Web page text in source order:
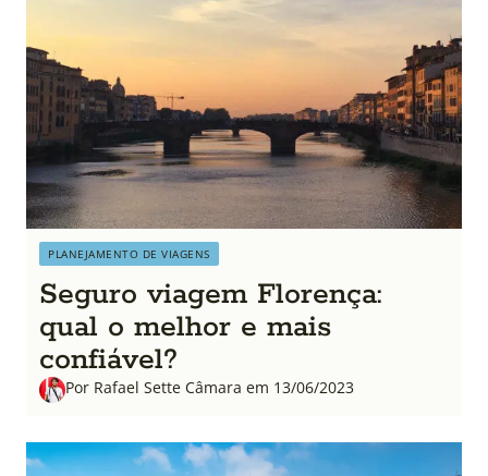
PLANEJAMENTO DE VIAGENS
Seguro viagem Florença:
qual o melhor e mais
confiável?
Por Rafael Sette Câmara em 13/06/2023